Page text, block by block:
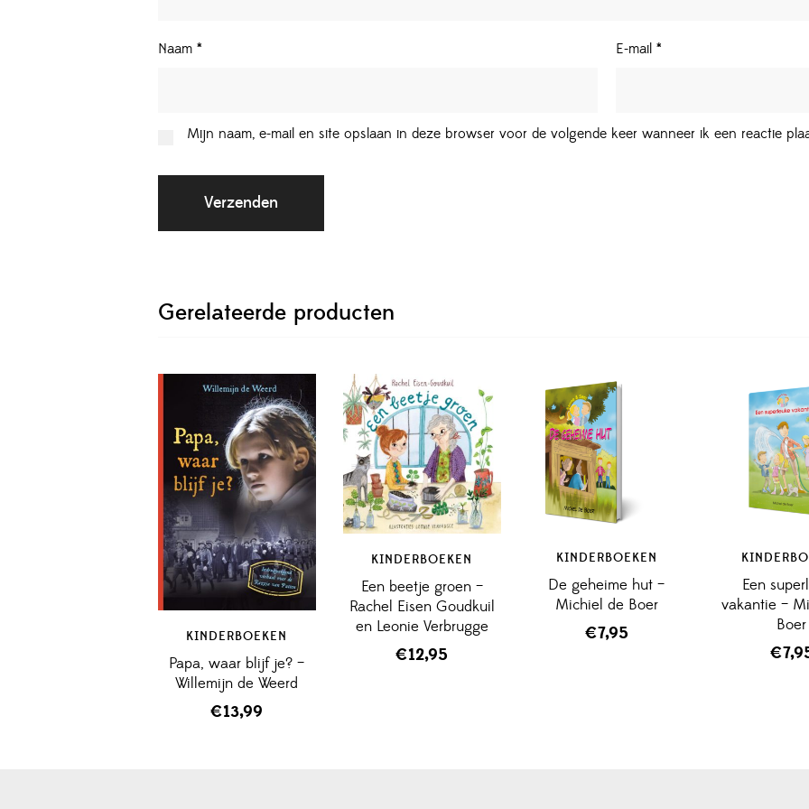
Naam * E-mail *
Mijn naam, e-mail en site opslaan in deze browser voor de volgende keer wanneer ik een reactie
Gerelateerde producten
KINDERBOEKEN
Papa, waar blijf je? –
Willemijn de Weerd
€13,99
KINDERBOEKEN
Een beetje groen –
Rachel Eisen Goudkuil
en Leonie Verbrugge
€12,95
KINDERBOEKEN
De geheime hut –
Michiel de Boer
€7,95
Een
vakantie –
Boer
€